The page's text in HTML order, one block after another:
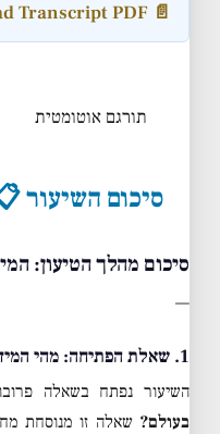
📄 Download Transcript PDF
תורגם אוטומטית
סיכום השיעור
סיכום מהלך הטיעון:
—
1. שאלת הפתיחה: מהי המידה הראשונה?
השיעור נפתח בשאלה
בעולם? שאלה זו מנוסחת